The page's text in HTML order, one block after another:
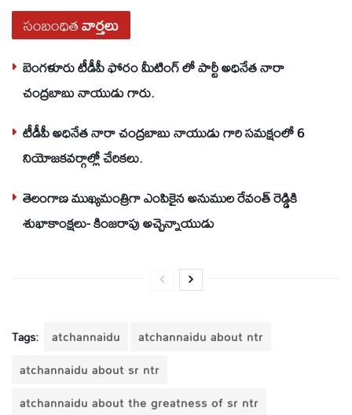
సంబంధితవార్తలు
బెంగళూరు టీడీపీ ఫోరం మీటింగ్ లో పార్టీ అధినేత నారా
చంద్రబాబు నాయుడు గారు.
టీడీపీ అధినేత నారా చంద్రబాబు నాయుడు గారి సమక్షంలో 6
నియోజకవర్గాల్లో చేరికలు.
తెలంగాణ ముఖ్యమంత్రిగా ఎంపికైన అనుముల రేవంత్ రెడ్డికి
శుభాకాంక్షలు- కింజరాపు అచ్చెన్నాయుడు
Tags: atchannaidu
atchannaidu about ntr
atchannaidu about sr ntr
atchannaidu about the greatness of sr ntr